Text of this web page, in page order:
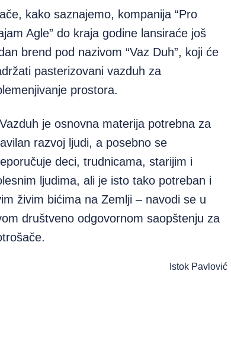
kako saznajemo, kompanija “Pro
Agle” do kraja godine lansiraće još
brend pod nazivom “Vaz Duh”, koji će
pasterizovani vazduh za
prostora.
je osnovna materija potrebna za
razvoj ljudi, a posebno se
deci, trudnicama, starijim i
ljudima, ali je isto tako potreban i
živim bićima na Zemlji – navodi se u
društveno odgovornom saopštenju za
Istok Pavlović